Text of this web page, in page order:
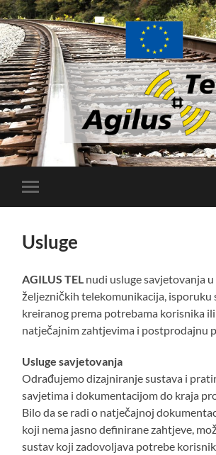
Agilus-
Tel
mobile
Usluge
AGILUS TEL nudi usluge savjetovanja
željezničkih telekomunikacija, isporuku
kreiranog prema potrebama korisnika
natječajnim zahtjevima i postprodajnu
Usluge savjetovanja
Odrađujemo dizajniranje sustava i
savjetima i dokumentacijom do kraja
Bilo da se radi o natječajnoj
koji nema jasno definirane zahtjeve,
sustav koji zadovoljava potrebe